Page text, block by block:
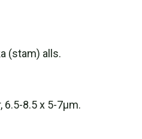
(stam) alls.
6.5-8.5 x 5-7µm.